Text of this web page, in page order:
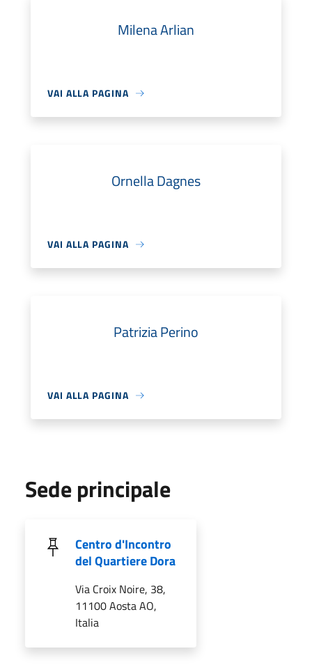
Milena Arlian
VAI ALLA PAGINA
Ornella Dagnes
VAI ALLA PAGINA
Patrizia Perino
VAI ALLA PAGINA
Sede principale
Centro d'Incontro
del Quartiere Dora
Via Croix Noire, 38,
11100 Aosta AO,
Italia